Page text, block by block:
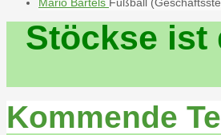
Mario Bartels Fußball
Stöckse ist
Kommende